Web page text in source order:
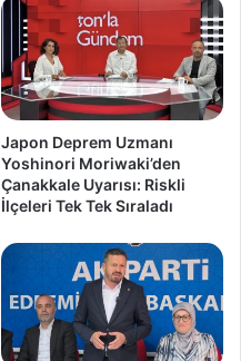
Japon Deprem Uzmanı
Yoshinori Moriwaki’den
Çanakkale Uyarısı: Riskli
İlçeleri Tek Tek Sıraladı